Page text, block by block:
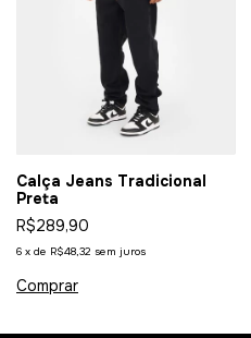
Calça Jeans Tradicional
Preta
R$289,90
6 x de R$48,32 sem juros
Comprar